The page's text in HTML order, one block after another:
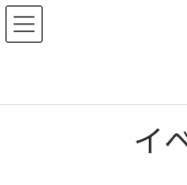
コ
ン
テ
へ
ナ
ビ
ゲ
ョ
イ